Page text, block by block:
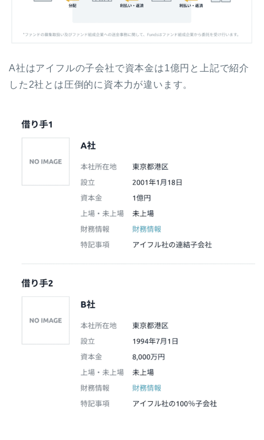
A社はアイフルの子会社で資本金は1億円と上記で紹介
した2社とは圧倒的に資本力が違います。